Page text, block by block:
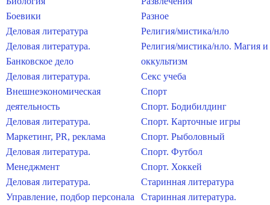
Боевики
Деловая литература
Деловая литература.
Банковское дело
Деловая литература.
Внешнеэкономическая
деятельность
Деловая литература.
Маркетинг, PR, реклама
Деловая литература.
Менеджмент
Деловая литература.
Управление, подбор персонала
Разное
Религия/мистика/нло
Религия/мистика/нло. Магия и
оккультизм
Секс учеба
Спорт
Спорт. Бодибилдинг
Спорт. Карточные игры
Спорт. Рыболовный
Спорт. Футбол
Спорт. Хоккей
Старинная литература
Старинная литература.